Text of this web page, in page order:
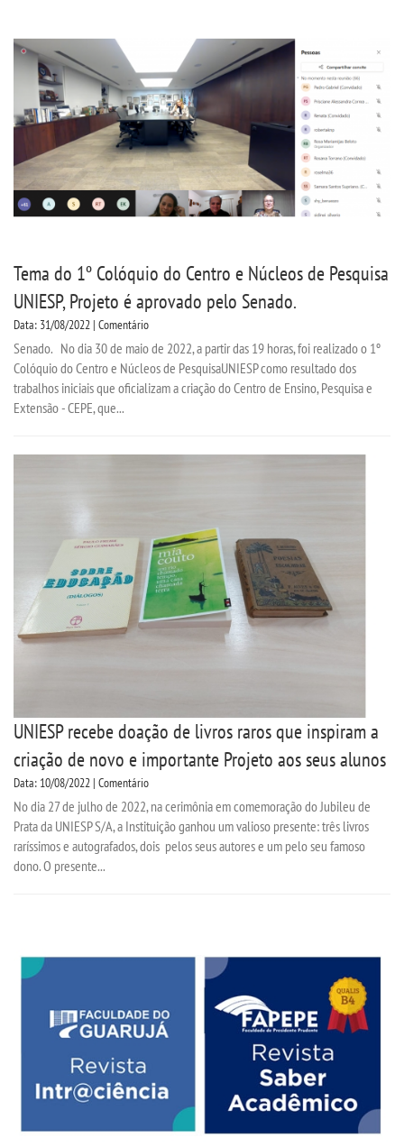
Tema do 1º Colóquio do Centro e Núcleos de Pesquisa
UNIESP, Projeto é aprovado pelo Senado.
Data: 31/08/2022 | Comentário
Senado. No dia 30 de maio de 2022, a partir das 19 horas, foi realizado o 1º
Colóquio do Centro e Núcleos de PesquisaUNIESP como resultado dos
trabalhos iniciais que oficializam a criação do Centro de Ensino, Pesquisa e
Extensão - CEPE, que...
UNIESP recebe doação de livros raros que inspiram a
criação de novo e importante Projeto aos seus alunos
Data: 10/08/2022 | Comentário
No dia 27 de julho de 2022, na cerimônia em comemoração do Jubileu de
Prata da UNIESP S/A, a Instituição ganhou um valioso presente: três livros
raríssimos e autografados, dois pelos seus autores e um pelo seu famoso
dono. O presente...